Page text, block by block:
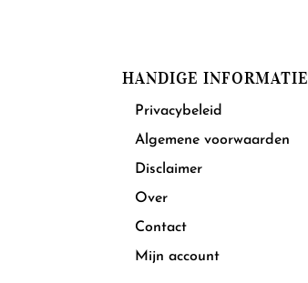
HANDIGE INFORMATIE
Privacybeleid
Algemene voorwaarden
Disclaimer
Over
Contact
Mijn account